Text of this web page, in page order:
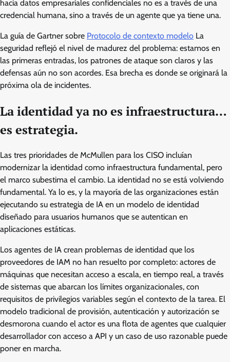
hacia datos empresariales confidenciales no es a través de una
credencial humana, sino a través de un agente que ya tiene una.
La guía de Gartner sobre Protocolo de contexto modelo La
seguridad reflejó el nivel de madurez del problema: estamos en
las primeras entradas, los patrones de ataque son claros y las
defensas aún no son acordes. Esa brecha es donde se originará la
próxima ola de incidentes.
La identidad ya no es infraestructura…
es estrategia.
Las tres prioridades de McMullen para los CISO incluían
modernizar la identidad como infraestructura fundamental, pero
el marco subestima el cambio. La identidad no se está volviendo
fundamental. Ya lo es, y la mayoría de las organizaciones están
ejecutando su estrategia de IA en un modelo de identidad
diseñado para usuarios humanos que se autentican en
aplicaciones estáticas.
Los agentes de IA crean problemas de identidad que los
proveedores de IAM no han resuelto por completo: actores de
máquinas que necesitan acceso a escala, en tiempo real, a través
de sistemas que abarcan los límites organizacionales, con
requisitos de privilegios variables según el contexto de la tarea. El
modelo tradicional de provisión, autenticación y autorización se
desmorona cuando el actor es una flota de agentes que cualquier
desarrollador con acceso a API y un caso de uso razonable puede
poner en marcha.